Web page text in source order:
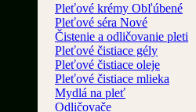
Pleťové krémy
Pleťové séra
Čistenie a odličovanie pleti
Pleťové čistiace gély
Pleťové čistiace oleje
Pleťové čistiace mlieka
Mydlá na pleť
Odličovače